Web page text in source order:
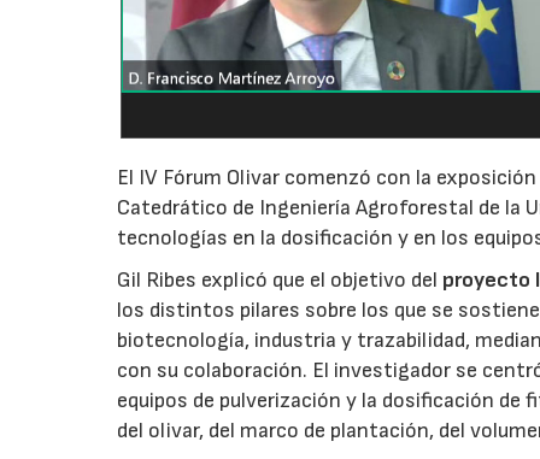
El IV Fórum Olivar comenzó con la
Catedrático de Ingeniería Agroforestal de la
tecnologías en la dosificación y en los
Gil Ribes explicó que el objetivo del proyecto
los distintos pilares sobre los que se
biotecnología, industria y trazabilidad,
con su colaboración. El investigador se
equipos de pulverización y la dosificación de
del olivar, del marco de plantación, del